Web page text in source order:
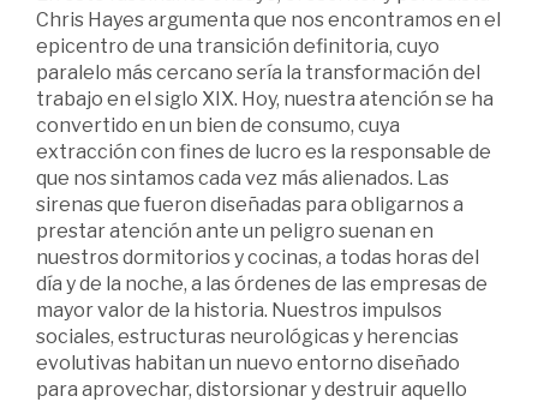
Chris Hayes argumenta que nos encontramos en el
epicentro de una transición definitoria, cuyo
paralelo más cercano sería la transformación del
trabajo en el siglo XIX. Hoy, nuestra atención se ha
convertido en un bien de consumo, cuya
extracción con fines de lucro es la responsable de
que nos sintamos cada vez más alienados. Las
sirenas que fueron diseñadas para obligarnos a
prestar atención ante un peligro suenan en
nuestros dormitorios y cocinas, a todas horas del
día y de la noche, a las órdenes de las empresas de
mayor valor de la historia. Nuestros impulsos
sociales, estructuras neurológicas y herencias
evolutivas habitan un nuevo entorno diseñado
para aprovechar, distorsionar y destruir aquello